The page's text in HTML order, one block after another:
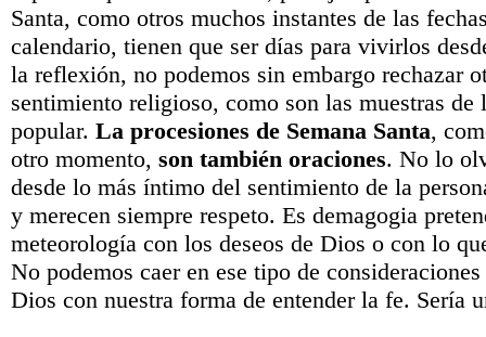
Santa, como otros muchos instantes de las
calendario, tienen que ser días para vivirlos
la reflexión, no podemos sin embargo rechazar
sentimiento religioso, como son las muestras de
popular. La procesiones de Semana Santa,
otro momento, son también oraciones. No lo
desde lo más íntimo del sentimiento de la
y merecen siempre respeto. Es demagogia
meteorología con los deseos de Dios o con lo
No podemos caer en ese tipo de
Dios con nuestra forma de entender la fe. Sería